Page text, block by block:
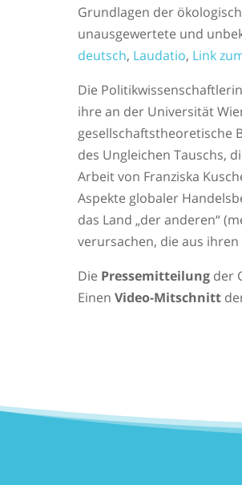
Grundlagen der
unausgewertete und
deutsch, Laudatio, Link
Die Politikwissenschaftlerin
ihre an der Universität
gesellschaftstheoretische
des Ungleichen Tauschs,
Arbeit von Franziska
Aspekte globaler
das Land „der anderen“
verursachen, die aus
Die Pressemitteilung der
Einen Video-Mitschnitt